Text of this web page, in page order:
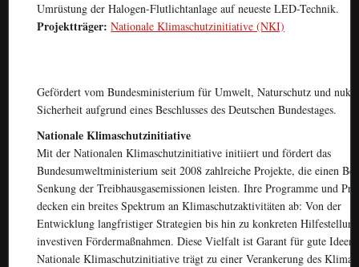
Umrüstung der Halogen-Flutlichtanlage auf neueste LED-Technik.
Projektträger: Nationale Klimaschutzinitiative (NKI)
Gefördert vom Bundesministerium für Umwelt, Naturschutz und
Sicherheit aufgrund eines Beschlusses des Deutschen Bundestages.
Nationale Klimaschutzinitiative
Mit der Nationalen Klimaschutzinitiative initiiert und fördert das
Bundesumweltministerium seit 2008 zahlreiche Projekte, die einen
Senkung der Treibhausgasemissionen leisten. Ihre Programme und
decken ein breites Spektrum an Klimaschutzaktivitäten ab: Von der
Entwicklung langfristiger Strategien bis hin zu konkreten
investiven Fördermaßnahmen. Diese Vielfalt ist Garant für gute
Nationale Klimaschutzinitiative trägt zu einer Verankerung des Klima